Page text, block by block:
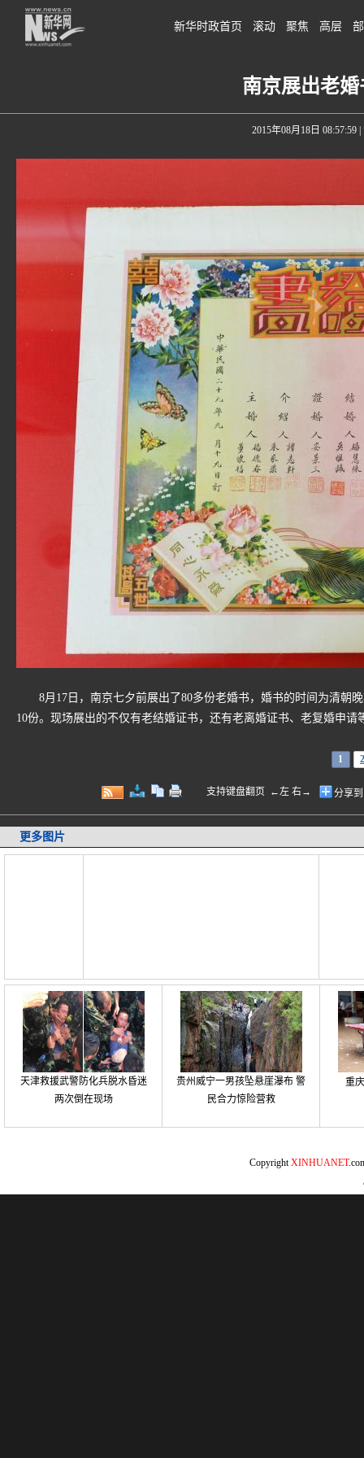
新华时政首页 滚动 聚焦 高层
南京展出老婚
2015年08月18日 08:57:59|
8月17日，南京七夕前展出了80多份老婚书，婚书的时间为清朝
10份。现场展出的不仅有老结婚证书，还有老离婚证书、老复婚申请
1 2
支持键盘翻页 ←左 右→ 分享
更多图片
天津救援武警防化兵脱水昏迷
两次倒在现场
贵州威宁一男孩坠悬崖瀑布 警
民合力惊险营救
重
CopyrightXINHUANET